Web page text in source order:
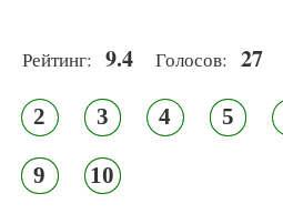
Рейтинг: 9.4 Голосов: 27
2 3 4 5
9 10